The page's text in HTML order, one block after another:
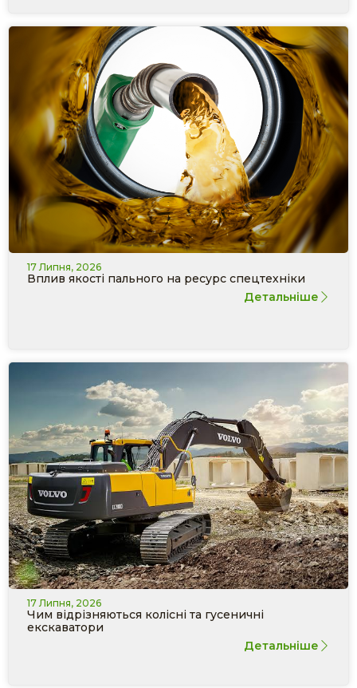
17 Липня, 2026
Вплив якості пального на ресурс спецтехніки
Детальніше
17 Липня, 2026
Чим відрізняються колісні та гусеничні
екскаватори
Детальніше